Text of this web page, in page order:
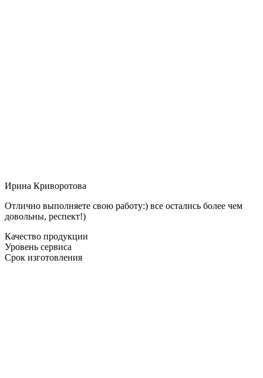
Ирина Криворотова
Отлично выполняете свою работу:) все остались более чем
довольны, респект!)
Качество продукции
Уровень сервиса
Срок изготовления